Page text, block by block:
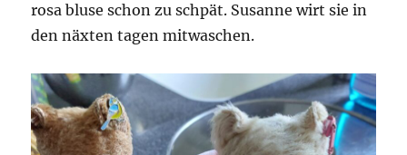
rosa bluse schon zu schpät. Susanne wirt sie in
den näxten tagen mitwaschen.